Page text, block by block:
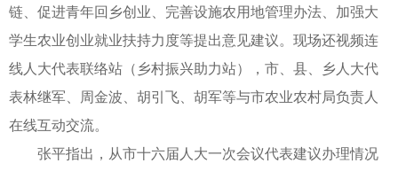
链、促进青年回乡创业、完善设施农用地管理办法、加强大
学生农业创业就业扶持力度等提出意见建议。现场还视频连
线人大代表联络站（乡村振兴助力站），市、县、乡人大代
表林继军、周金波、胡引飞、胡军等与市农业农村局负责人
在线互动交流。
张平指出，从市十六届人大一次会议代表建议办理情况